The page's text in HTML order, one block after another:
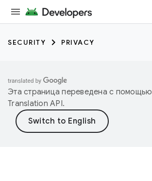
SECURITY PRIVACY
Эта страница переведена с помощью
Translation API.